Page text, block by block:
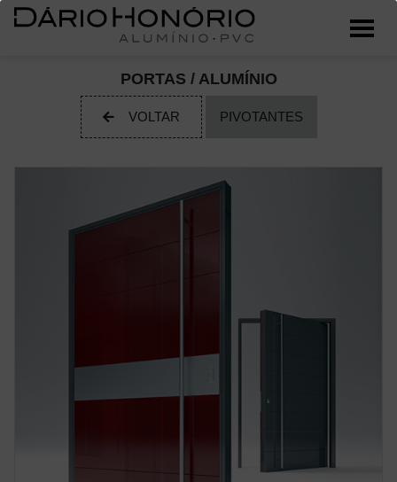
PORTAS / ALUMÍNIO
VOLTAR PIVOTANTES